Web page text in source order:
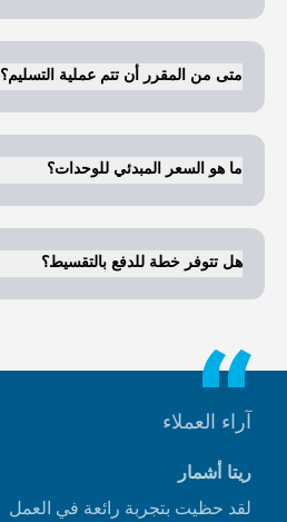
تصميم كل وحدة بتصميمات داخلية عصرية وتخطيطات عملية.
متى من المقرر أن تتم عملية التسليم؟
أن يبدأ البناء في عام 2025.
ما هو السعر المبدئي للوحدات؟
للمشترين طلب تفاصيل الأسعار الخاصة بكل وحدة.
هل تتوفر خطة للدفع بالتقسيط؟
آراء العملاء
ريتا أشمار
لقد حظيت بتجربة رائعة في العمل